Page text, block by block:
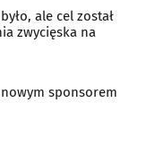
ale cel został
zwycięska na
sponsorem